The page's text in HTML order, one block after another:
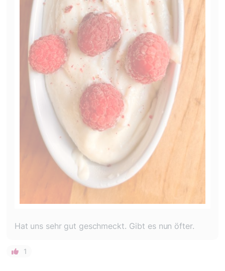
Hat uns sehr gut geschmeckt. Gibt es nun öfter.
1